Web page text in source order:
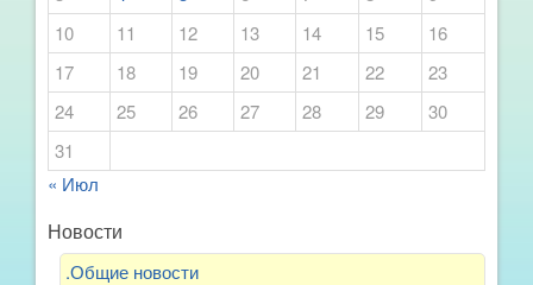
10
11 12 13 14 15
16
17
18 19 20 21 22
23
24
25 26 27 28 29
30
31
« Июл
Новости
.Общие новости